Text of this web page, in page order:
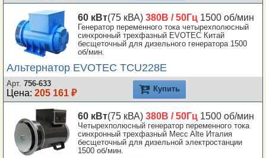
60 кВт(75 кВА) 380В / 50Гц 1500 об/мин
Генератор переменного тока четырехполюсный
синхронный трехфазный EVOTEC Китай
бесщеточный для дизельного генератора 1500
об/мин.
Альтернатор EVOTEC TCU228E
Арт. 756-633
Цена: 205 161 ₽ Купить
60 кВт(75 кВА) 380В / 50Гц 1500 об/мин
Четырехполюсный генератор переменного тока
синхронный трехфазный Mecc Alte Италия
бесщеточный для дизельной электростанции
1500 об/мин.